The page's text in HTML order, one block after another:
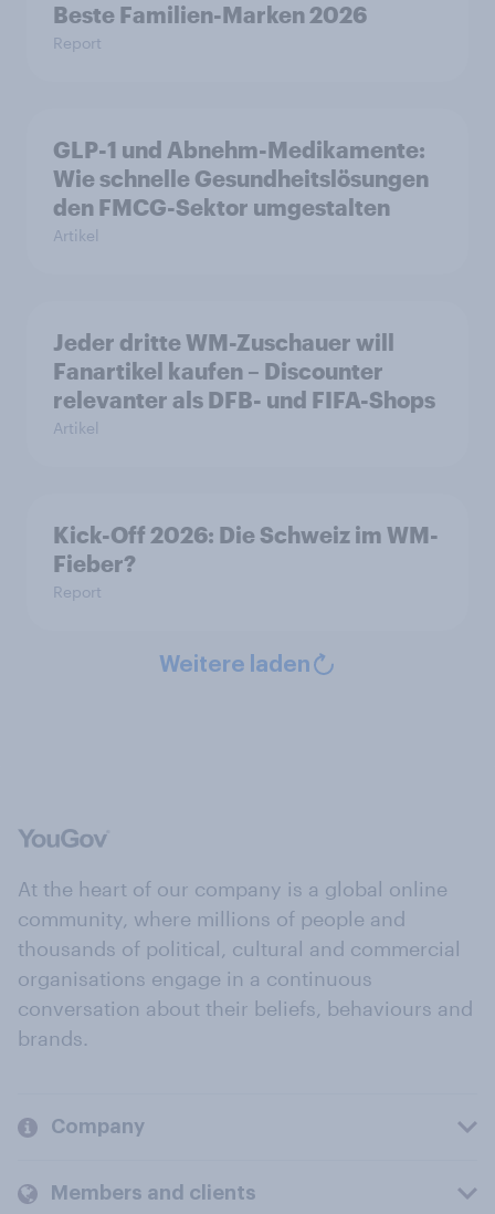
Beste Familien-Marken 2026
Report
GLP-1 und Abnehm-Medikamente:
Wie schnelle Gesundheitslösungen
den FMCG-Sektor umgestalten
Artikel
Jeder dritte WM-Zuschauer will
Fanartikel kaufen – Discounter
relevanter als DFB- und FIFA-Shops
Artikel
Kick-Off 2026: Die Schweiz im WM-
Fieber?​
Report
Weitere laden
At the heart of our company is a global online
community, where millions of people and
thousands of political, cultural and commercial
organisations engage in a continuous
conversation about their beliefs, behaviours and
brands.
Company
Members and clients